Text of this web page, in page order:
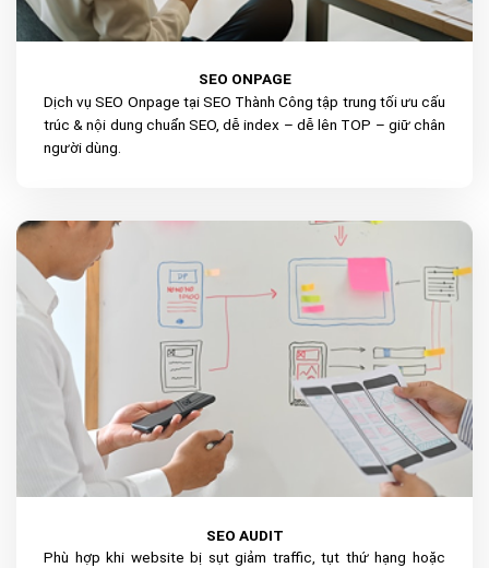
SEO ONPAGE
Dịch vụ SEO Onpage tại SEO Thành Công tập trung tối ưu cấu
trúc & nội dung chuẩn SEO, dễ index – dễ lên TOP – giữ chân
người dùng.
SEO AUDIT
Phù hợp khi website bị sụt giảm traffic, tụt thứ hạng hoặc